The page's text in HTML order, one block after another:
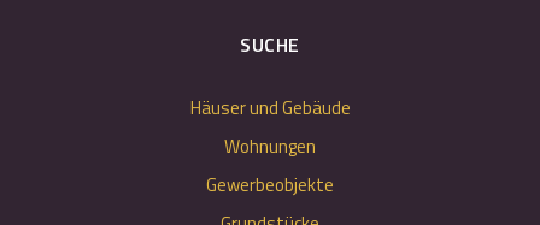
SUCHE
Häuser und Gebäude
Wohnungen
Gewerbeobjekte